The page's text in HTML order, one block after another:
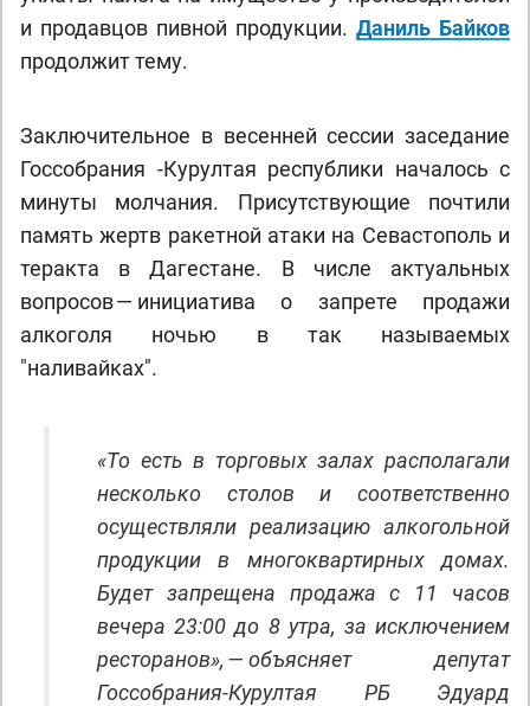
и продавцов пивной продукции. Даниль Байков
продолжит тему.
Заключительное в весенней сессии заседание
Госсобрания -Курултая республики началось с
минуты молчания. Присутствующие почтили
память жертв ракетной атаки на Севастополь и
теракта в Дагестане. В числе актуальных
вопросов — инициатива о запрете продажи
алкоголя ночью в так называемых
"наливайках".
«То есть в торговых залах располагали
несколько столов и соответственно
осуществляли реализацию алкогольной
продукции в многоквартирных домах.
Будет запрещена продажа с 11 часов
вечера 23:00 до 8 утра, за исключением
ресторанов», — объясняет депутат
Госсобрания-Курултая РБ Эдуард